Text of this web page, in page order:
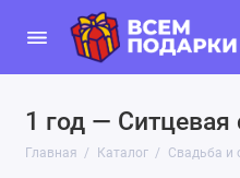
1 год — Ситцевая
Главная Каталог Свадьба и